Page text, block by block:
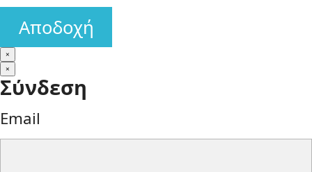
Αποδοχή
×
×
Σύνδεση
Email